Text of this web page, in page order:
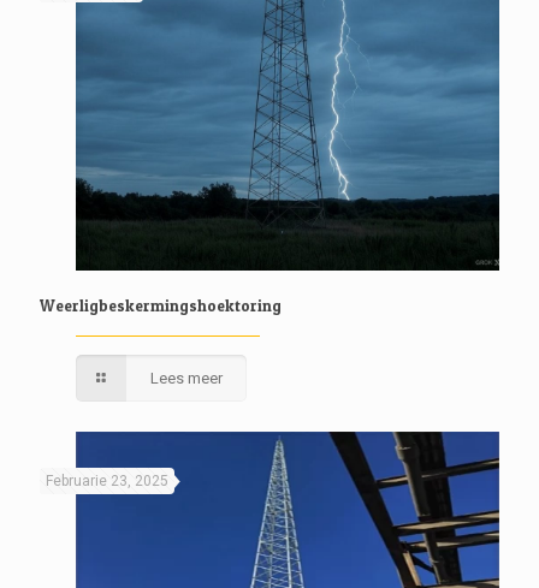
Weerligbeskermingshoektoring
Lees meer
Februarie 23, 2025